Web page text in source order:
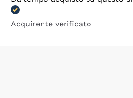
Acquirente verificato